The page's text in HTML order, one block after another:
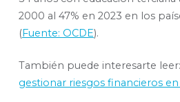
2000 al 47% en 2023 en los
(Fuente: OCDE).
También puede interesarte leer:
gestionar riesgos financieros en